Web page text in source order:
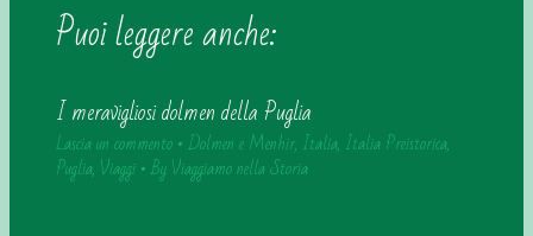
Puoi leggere anche:
I meravigliosi dolmen della Puglia
Lascia un commento•Dolmen e Menhir, Italia, Italia Preistorica,
Puglia, Viaggi• ByViaggiamo nella Storia